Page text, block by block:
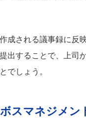
成される議事録に反
出することで、上司
でしょう。
ボスマネジメ